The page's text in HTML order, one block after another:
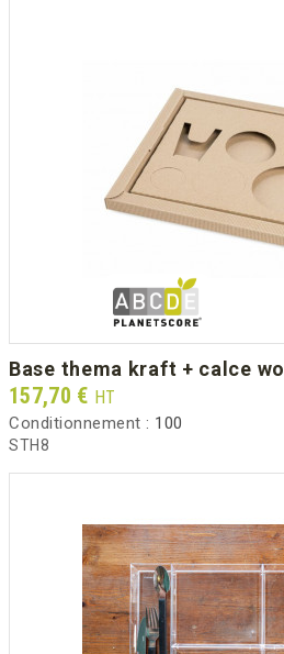
base thema kraft + calce
Prix
157,70 € HT
Conditionnement : 100
STH8